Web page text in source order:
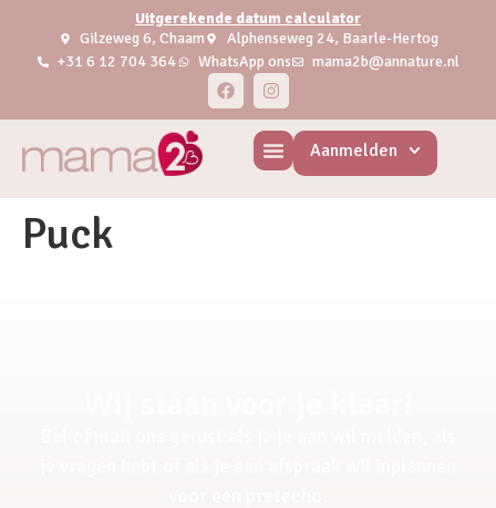
Uitgerekende datum calculator
Gilzeweg 6, Chaam
Alphenseweg 24, Baarle-Hertog
+31 6 12 704 364
WhatsApp ons mama2b@annature.nl
Aanmelden
Puck